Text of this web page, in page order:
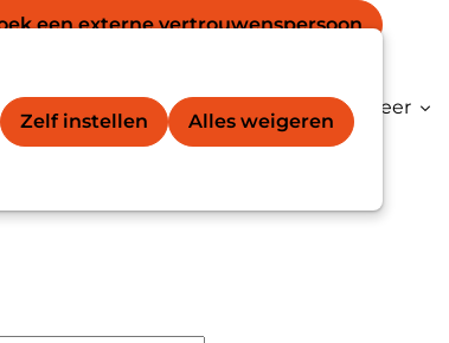
Zelf instellen Alles weigeren
Kenniscentrum Meer
een externe vertrouwens­persoon